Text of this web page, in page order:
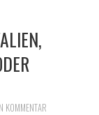
KOMMENTAR